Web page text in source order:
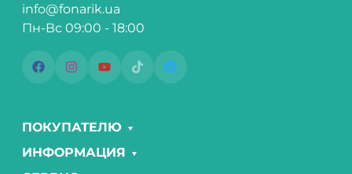
info@fonarik.ua
Пн-Вс 09:00 - 18:00
ПОКУПАТЕЛЮ
ИНФОРМАЦИЯ